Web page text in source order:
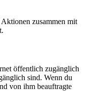
zusammen mit
öffentlich zugänglich
sind. Wenn du
von ihm beauftragte